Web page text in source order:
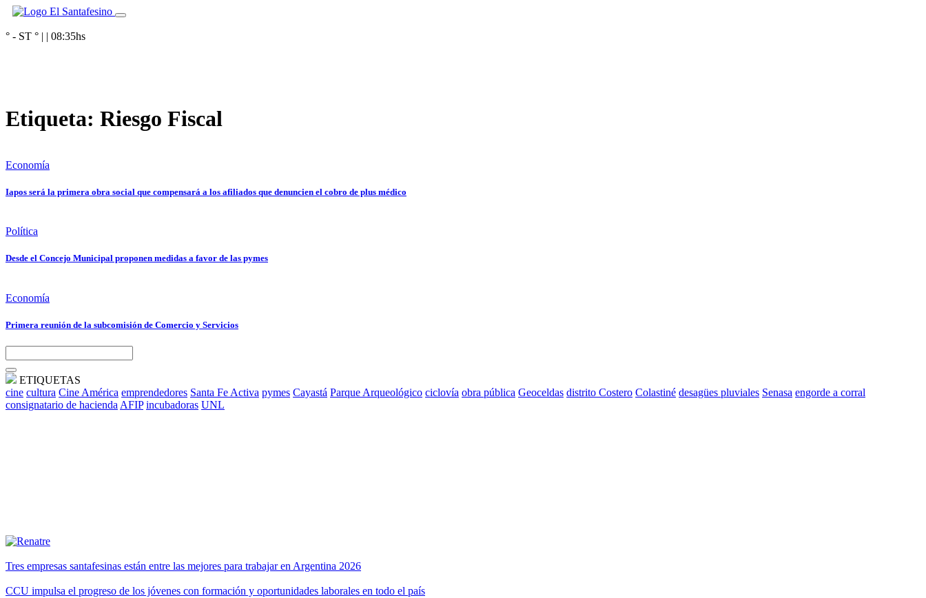
° - ST ° | | 08:35hs
Etiqueta: Riesgo Fiscal
Economía
Iapos será la primera obra social que compensará a los afiliados que denuncien el cobro de plus médico
Política
Desde el Concejo Municipal proponen medidas a favor de las pymes
Economía
Primera reunión de la subcomisión de Comercio y Servicios
ETIQUETAS
cine cultura Cine América emprendedores Santa Fe Activa pymes Cayastá Parque Arqueológico ciclovía obra pública Geoceldas distrito Costero Colastiné desagües pluviales Senasa engorde a corral
consignatario de hacienda AFIP incubadoras UNL
Tres empresas santafesinas están entre las mejores para trabajar en Argentina 2026
CCU impulsa el progreso de los jóvenes con formación y oportunidades laborales en todo el país